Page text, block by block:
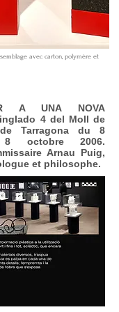
avec carton, polymère et
A UNA NOVA
4 del Moll de
Tarragona du 8
octobre 2006.
Arnau Puig,
et philosophe.